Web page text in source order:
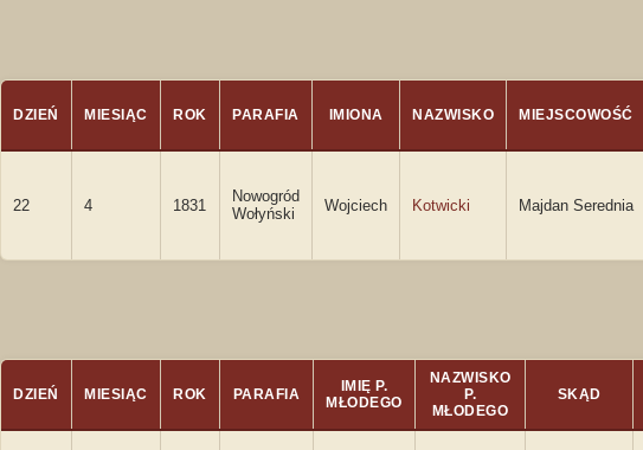
DZIEŃ MIESIĄC ROK PARAFIA IMIONA NAZWISKO MIEJSCOWOŚĆ
22 4 1831
Nowogród
Wołyński
Wojciech Kotwicki Majdan Serednia
DZIEŃ MIESIĄC ROK PARAFIA
IMIĘ P.
MŁODEGO
NAZWISKO
P.
MŁODEGO
SKĄD